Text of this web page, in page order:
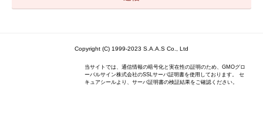
Copyright (C) 1999-2023 S.A.A.S Co., Ltd
当サイトでは、通信情報の暗号化と実在性の証明のため、GMOグロ
ーバルサイン株式会社のSSLサーバ証明書を使用しております。 セ
キュアシールより、サーバ証明書の検証結果をご確認ください。